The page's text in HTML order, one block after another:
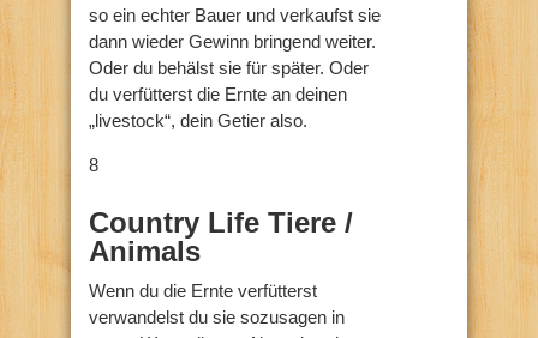
so ein echter Bauer und verkaufst sie
dann wieder Gewinn bringend weiter.
Oder du behälst sie für später. Oder
du verfütterst die Ernte an deinen
„livestock“, dein Getier also.
8
Country Life Tiere /
Animals
Wenn du die Ernte verfütterst
verwandelst du sie sozusagen in